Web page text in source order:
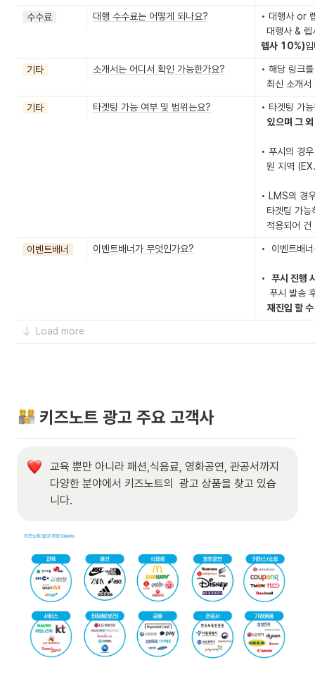
수수료 대행 수수료는 어떻게 되나요?
• 대행사 or
대행사 &
렙사 10%)
기타 소개서는 어디서 확인 가능한가요?
• 해당 링크
최신 소개
기타 타겟팅 가능 여부 및 범위는요?
• 타겟팅 가
있으며 그
• 푸시의 경
• LMS의 경
적용되어
이벤트배너 이벤트배너가 무엇인가요? •  이벤트배
• 푸시 진행
푸시 발
재진입 할
Load more
키즈노트 광고 주요 고객사
교육 뿐만 아니라 패션,식음료, 영화공연, 관공서까지
다양한 분야에서 키즈노트의  광고 상품을 찾고 있습
니다.